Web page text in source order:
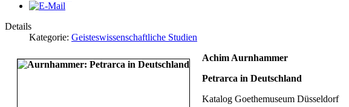
Details
Kategorie: Geisteswissenschaftliche Studien
Achim Aurnhammer
Petrarca in Deutschland
Katalog Goethemuseum Düsseldorf